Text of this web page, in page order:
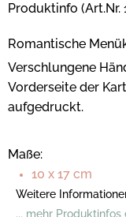
Produktinfo (Art.Nr.
Romantische
Verschlungene
Vorderseite der
aufgedruckt.
Maße:
10 x 17 cm
Weitere
... mehr Produktinfos